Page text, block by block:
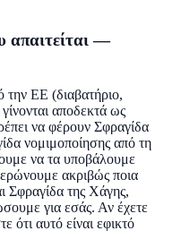
απαιτείται —
την ΕΕ (διαβατήριο,
αποδεκτά ως
να φέρουν Σφραγίδα
νομιμοποίησης από τη
να τα υποβάλουμε
ακριβώς ποια
Σφραγίδα της Χάγης,
για εσάς. Αν έχετε
ότι αυτό είναι εφικτό